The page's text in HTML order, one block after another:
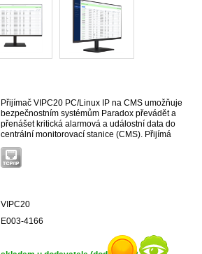
Přijímač VIPC20 PC/Linux IP na CMS umožňuje
bezpečnostním systémům Paradox převádět a
přenášet kritická alarmová a událostní data do
centrální monitorovací stanice (CMS). Přijímá
signály z ústředen Paradox řady M, převádí je do
standardního formátu a odesílá je do CMS ke
zpracování.
VIPC20
E003-4166